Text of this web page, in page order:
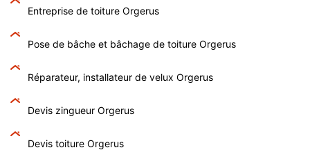
Entreprise de toiture Orgerus
Pose de bâche et bâchage de toiture Orgerus
Réparateur, installateur de velux Orgerus
Devis zingueur Orgerus
Devis toiture Orgerus